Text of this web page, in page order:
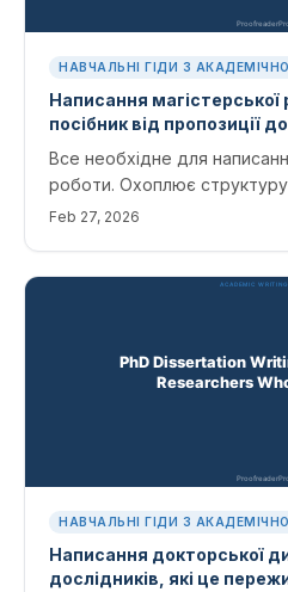
НАВЧАЛЬНІ ГІДИ З
Написання
посібник від пропозиції
Все необхідне для
роботи. Охоплює
управління часом і
Feb 27, 2026
НАВЧАЛЬНІ ГІДИ З
Написання докторської
дослідників, які це